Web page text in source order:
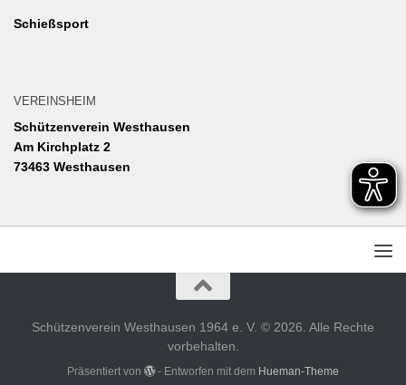
Schießsport
VEREINSHEIM
Schützenverein Westhausen
Am Kirchplatz 2
73463 Westhausen
Schützenverein Westhausen 1964 e. V. © 2026. Alle Rechte
vorbehalten.
Präsentiert von - Entworfen mit dem Hueman-Theme